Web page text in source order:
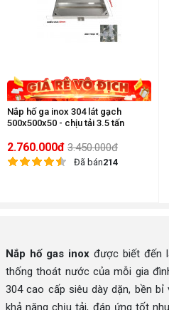
Nắp hố ga inox 304 lát gạch
500x500x50 - chịu tải 3.5 tấn
2.760.000đ 3.450.000đ
Đã bán214
Nắp hố gas inox được biết đến
thống thoát nước của mỗi gia
304 cao cấp siêu dày dặn, bền
khả năng chịu tải, đáp ứng tốt